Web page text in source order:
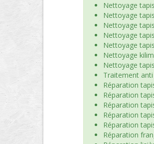
Nettoyage
Nettoyage
Nettoyage
Nettoyage
Nettoyage
Nettoyage
Nettoyage
Traitement
Réparation
Réparation
Réparation
Réparation
Réparation
Réparation